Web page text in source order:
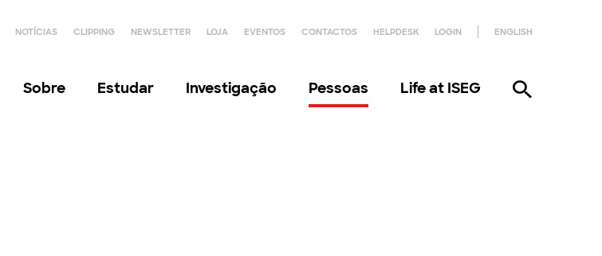
NOTÍCIAS CLIPPING NEWSLETTER LOJA EVENTOS CONTACTOS HELPDESK LOGIN ENGLISH
Sobre Estudar Investigação Pessoas Life at ISEG